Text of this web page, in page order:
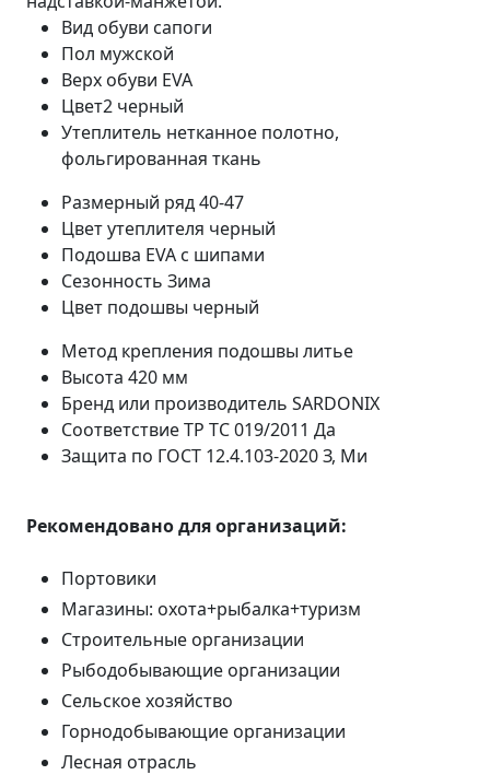
Вид обуви сапоги
Пол мужской
Верх обуви EVA
Цвет2 черный
Утеплитель нетканное полотно,
фольгированная ткань
Размерный ряд40-47
Цвет утеплителя черный
Подошва EVA с шипами
Сезонность Зима
Цвет подошвы черный
Метод крепления подошвы литье
Высота 420 мм
Бренд или производитель SARDONIX
Соответствие ТР ТС 019/2011 Да
Защита по ГОСТ 12.4.103-2020З, Ми
Рекомендовано для организаций:
Портовики
Магазины: охота+рыбалка+туризм
Строительные организации
Рыбодобывающие организации
Сельское хозяйство
Горнодобывающие организации
Лесная отрасль